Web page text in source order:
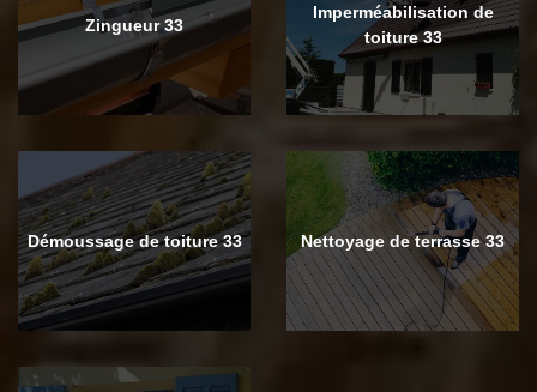
Zingueur 33
Imperméabilisation de
toiture 33
Démoussage de toiture 33 Nettoyage de terrasse 33